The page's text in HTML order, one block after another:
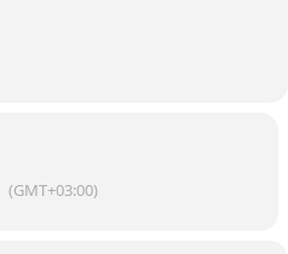
(GMT+03:00)